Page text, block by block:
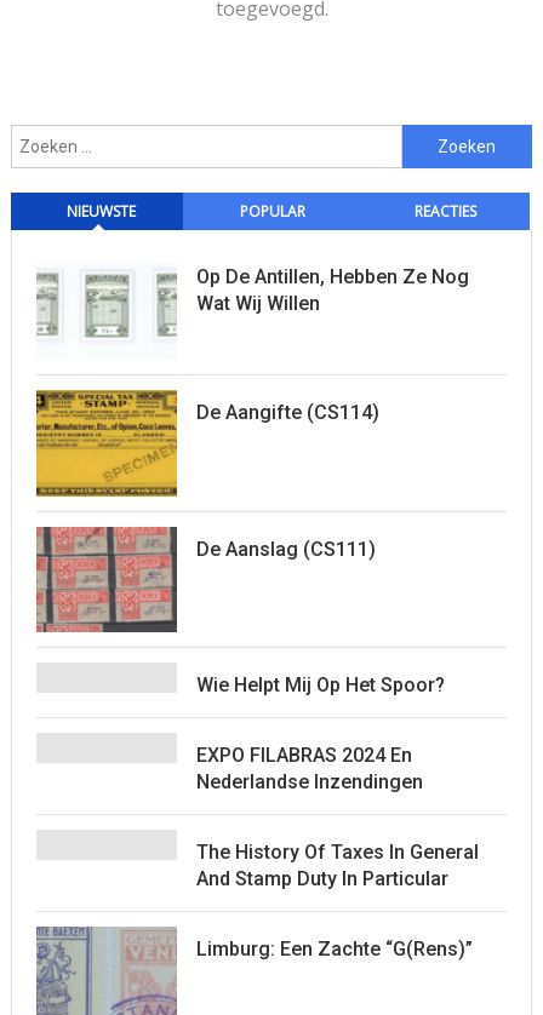
toegevoegd.
Zoeken
naar:
NIEUWSTE POPULAR REACTIES
Op De Antillen, Hebben Ze Nog
Wat Wij Willen
De Aangifte (CS114)
De Aanslag (CS111)
Wie Helpt Mij Op Het Spoor?
EXPO FILABRAS 2024 En
Nederlandse Inzendingen
The History Of Taxes In General
And Stamp Duty In Particular
Limburg: Een Zachte “G(rens)”